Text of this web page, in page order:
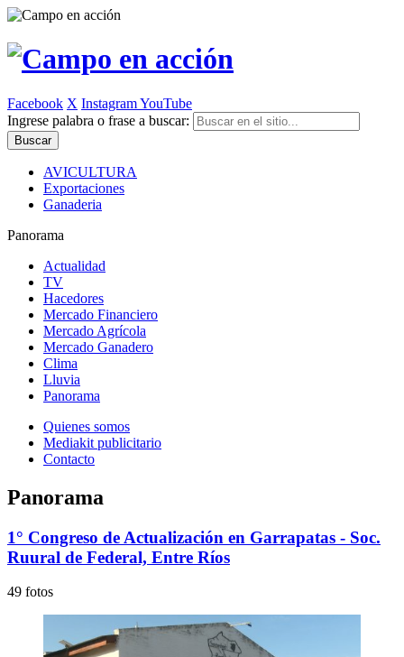
Facebook X InstagramYouTube
Ingrese palabra o frase a buscar:
AVICULTURA
Exportaciones
Ganaderia
Panorama
Actualidad
TV
Hacedores
Mercado Financiero
Mercado Agrícola
Mercado Ganadero
Clima
Lluvia
Panorama
Quienes somos
Mediakit publicitario
Contacto
Panorama
1° Congreso de Actualización en Garrapatas - Soc.
Ruural de Federal, Entre Ríos
49 fotos